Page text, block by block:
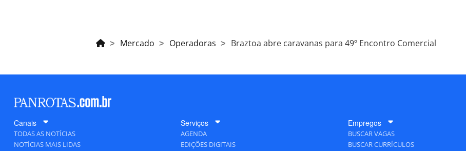
Mercado Operadoras Braztoa abre caravanas para 49º Encontro Comercial
Canais
TODAS AS NOTÍCIAS
NOTÍCIAS MAIS LIDAS
Serviços
AGENDA
EDIÇÕES DIGITAIS
Empregos
BUSCAR VAGAS
BUSCAR CURRÍCULOS